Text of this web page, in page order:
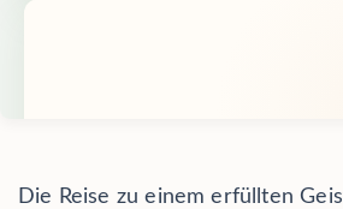
Die Reise zu einem erfüllten